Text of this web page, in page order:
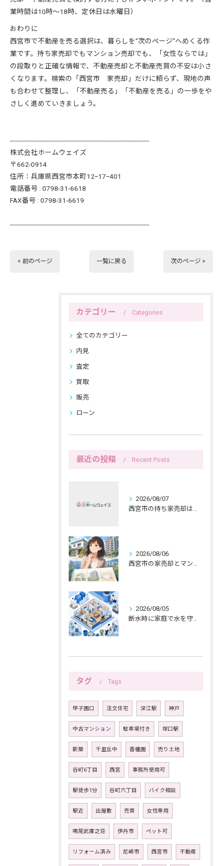
業時間は10時〜18時、定休日は水曜日）
おわりに
西宮市で不動産を売る選択は、暮らしを“次のページ”へめくる作
業です。持ち家売却でもマンション売却でも、「女性ならでは」
の段取りと正確な情報で、不動産売却と不動産売買の不安は小さ
くなります。検索の「西宮市 家売却」だけに頼らず、現地の声
も合わせて整理し、「不動産売る」「不動産を売る」の一歩をや
さしく進めていきましょう。
----------------------------------------------------------------------
株式会社ホームウェイズ
〒662-0914
住所：兵庫県西宮市本町12ｰ17ｰ401
電話番号 : 0798-31-6618
FAX番号 : 0798-31-6619
----------------------------------------------------------------------
< 前のページ 一覧に戻る 次のページ >
カテゴリー Categories
全てのカテゴリー
内見
査定
買取
販売
ローン
最近の投稿 Recent Posts
2026/08/07
2026/08/06
2026/08/05
タグ Tags
甲子園口 注文住宅 深江駅 神戸
中古マンション 駐車場付き 塚口駅
新築 千里丘中 香櫨園 売り土地
谷町6丁目 西宮 事務所使用可
駅徒歩1分 谷町六丁目 バイク相談
駅近 出屋敷 売買 女性専用
鳴尾武庫之荘 伊丹市 ペット可
リフォーム済み 尼崎市 西宮市 不動産